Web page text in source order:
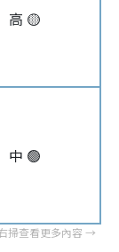
高 🟡
中 🟢